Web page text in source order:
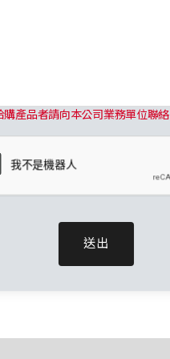
產品者請向本公司業務單位聯絡
送出